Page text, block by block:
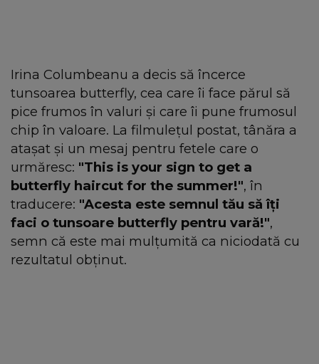
Irina Columbeanu a decis să încerce
tunsoarea butterfly, cea care îi face părul să
pice frumos în valuri și care îi pune frumosul
chip în valoare. La filmulețul postat, tânăra a
atașat și un mesaj pentru fetele care o
urmăresc: "This is your sign to get a
butterfly haircut for the summer!", în
traducere: "Acesta este semnul tău să îți
faci o tunsoare butterfly pentru vară!",
semn că este mai mulțumită ca niciodată cu
rezultatul obținut.